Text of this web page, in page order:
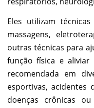
Eles utilizam
massagens,
outras técnicas para
função física e
recomendada em
esportivas,
doenças crônicas